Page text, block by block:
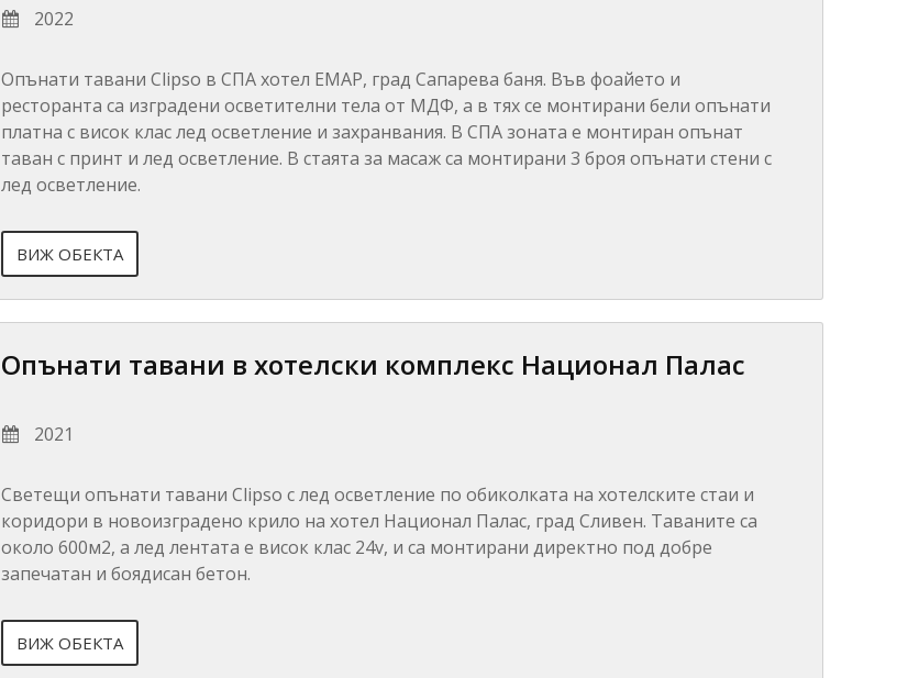
2022
Опънати тавани Clipso в СПА хотел ЕМАР, град Сапарева баня. Във фоайето и
ресторанта са изградени осветителни тела от МДФ, а в тях се монтирани бели опънати
платна с висок клас лед осветление и захранвания. В СПА зоната е монтиран опънат
таван с принт и лед осветление. В стаята за масаж са монтирани 3 броя опънати стени с
лед осветление.
ВИЖ ОБЕКТА
Опънати тавани в хотелски комплекс Национал Палас
2021
Светещи опънати тавани Clipso с лед осветление по обиколката на хотелските стаи и
коридори в новоизградено крило на хотел Национал Палас, град Сливен. Таваните са
около 600м2, а лед лентата е висок клас 24v, и са монтирани директно под добре
запечатан и боядисан бетон.
ВИЖ ОБЕКТА